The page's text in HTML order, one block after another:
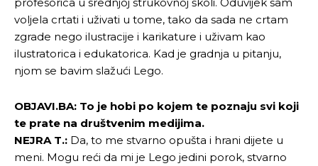
voljela crtati i uživati u tome, tako da sada ne crtam
zgrade nego ilustracije i karikature i uživam kao
ilustratorica i edukatorica. Kad je gradnja u pitanju,
njom se bavim slažući Lego.
OBJAVI.BA: To je hobi po kojem te poznaju svi koji
te prate na društvenim medijima.
NEJRA T.: Da, to me stvarno opušta i hrani dijete u
meni. Mogu reći da mi je Lego jedini porok, stvarno